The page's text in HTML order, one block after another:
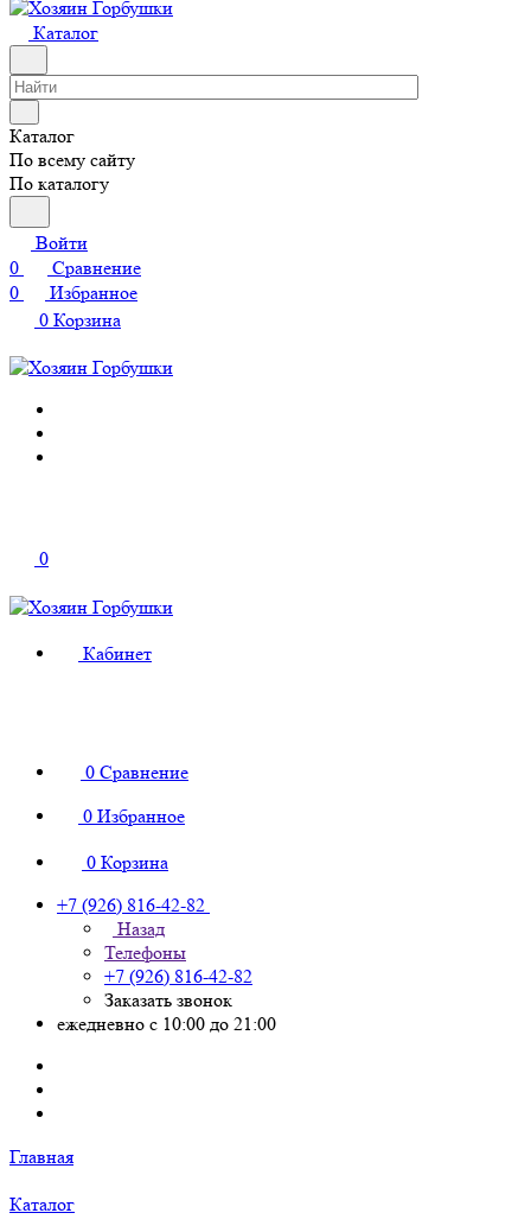
Каталог
Каталог
По всему сайту
По каталогу
Войти
0
Сравнение
0
Избранное
0 Корзина
0
Кабинет
0 Сравнение
0 Избранное
0 Корзина
+7 (926) 816-42-82
Назад
Телефоны
+7 (926) 816-42-82
Заказать звонок
ежедневно с 10:00 до 21:00
Главная
Каталог